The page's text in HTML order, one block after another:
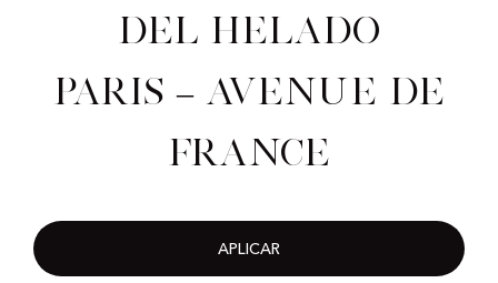
del helado
Paris – Avenue de
France
APLICAR